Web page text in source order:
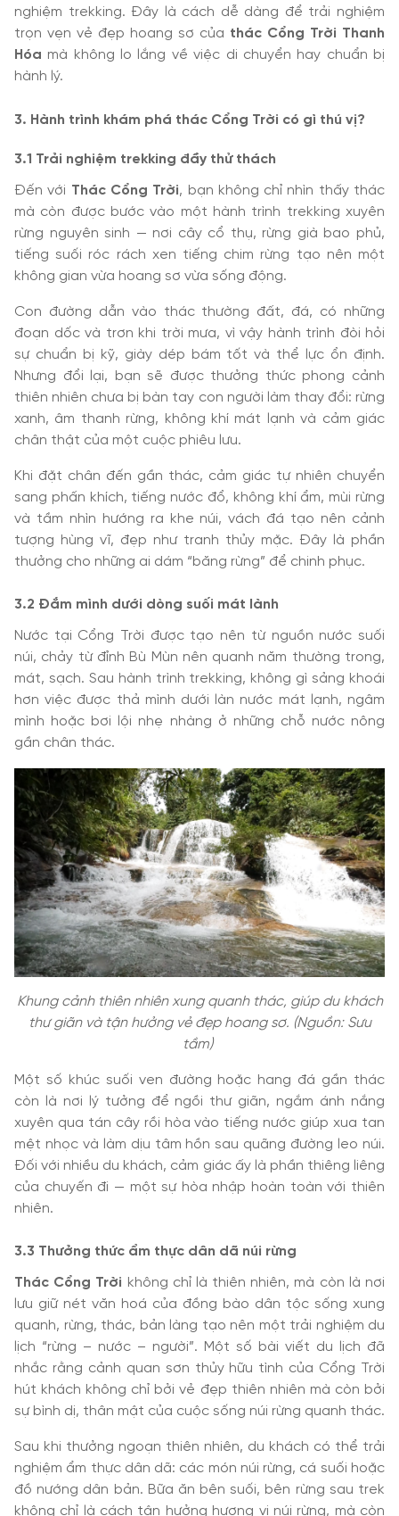
nghiệm trekking. Đây là cách dễ dàng để trải nghiệm
trọn vẹn vẻ đẹp hoang sơ của thác Cổng Trời Thanh
Hóa mà không lo lắng về việc di chuyển hay chuẩn bị
hành lý.
3. Hành trình khám phá thác Cổng Trời có gì thú vị?
3.1 Trải nghiệm trekking đầy thử thách
Đến với Thác Cổng Trời, bạn không chỉ nhìn thấy thác
mà còn được bước vào một hành trình trekking xuyên
rừng nguyên sinh — nơi cây cổ thụ, rừng già bao phủ,
tiếng suối róc rách xen tiếng chim rừng tạo nên một
không gian vừa hoang sơ vừa sống động.
Con đường dẫn vào thác thường đất, đá, có những
đoạn dốc và trơn khi trời mưa, vì vậy hành trình đòi hỏi
sự chuẩn bị kỹ, giày dép bám tốt và thể lực ổn định.
Nhưng đổi lại, bạn sẽ được thưởng thức phong cảnh
thiên nhiên chưa bị bàn tay con người làm thay đổi: rừng
xanh, âm thanh rừng, không khí mát lạnh và cảm giác
chân thật của một cuộc phiêu lưu.
Khi đặt chân đến gần thác, cảm giác tự nhiên chuyển
sang phấn khích, tiếng nước đổ, không khí ẩm, mùi rừng
và tầm nhìn hướng ra khe núi, vách đá tạo nên cảnh
tượng hùng vĩ, đẹp như tranh thủy mặc. Đây là phần
thưởng cho những ai dám “băng rừng” để chinh phục.
3.2 Đắm mình dưới dòng suối mát lành
Nước tại Cổng Trời được tạo nên từ nguồn nước suối
núi, chảy từ đỉnh Bù Mùn nên quanh năm thường trong,
mát, sạch. Sau hành trình trekking, không gì sảng khoái
hơn việc được thả mình dưới làn nước mát lạnh, ngâm
mình hoặc bơi lội nhẹ nhàng ở những chỗ nước nông
gần chân thác.
Khung cảnh thiên nhiên xung quanh thác, giúp du khách
thư giãn và tận hưởng vẻ đẹp hoang sơ. (Nguồn: Sưu
tầm)
Một số khúc suối ven đường hoặc hang đá gần thác
còn là nơi lý tưởng để ngồi thư giãn, ngắm ánh nắng
xuyên qua tán cây rồi hòa vào tiếng nước giúp xua tan
mệt nhọc và làm dịu tâm hồn sau quãng đường leo núi.
Đối với nhiều du khách, cảm giác ấy là phần thiêng liêng
của chuyến đi — một sự hòa nhập hoàn toàn với thiên
nhiên.
3.3 Thưởng thức ẩm thực dân dã núi rừng
Thác Cổng Trời không chỉ là thiên nhiên, mà còn là nơi
lưu giữ nét văn hoá của đồng bào dân tộc sống xung
quanh, rừng, thác, bản làng tạo nên một trải nghiệm du
lịch “rừng – nước – người”. Một số bài viết du lịch đã
nhắc rằng cảnh quan sơn thủy hữu tình của Cổng Trời
hút khách không chỉ bởi vẻ đẹp thiên nhiên mà còn bởi
sự bình dị, thân mật của cuộc sống núi rừng quanh thác.
Sau khi thưởng ngoạn thiên nhiên, du khách có thể trải
nghiệm ẩm thực dân dã: các món núi rừng, cá suối hoặc
đồ nướng dân bản. Bữa ăn bên suối, bên rừng sau trek
không chỉ là cách tận hưởng hương vị núi rừng, mà còn